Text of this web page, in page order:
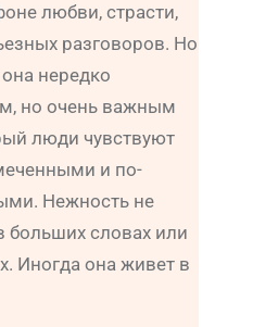
любви, страсти,
разговоров. Но
нередко
но очень важным
люди чувствуют
и по-
Нежность не
больших словах или
Иногда она живет в